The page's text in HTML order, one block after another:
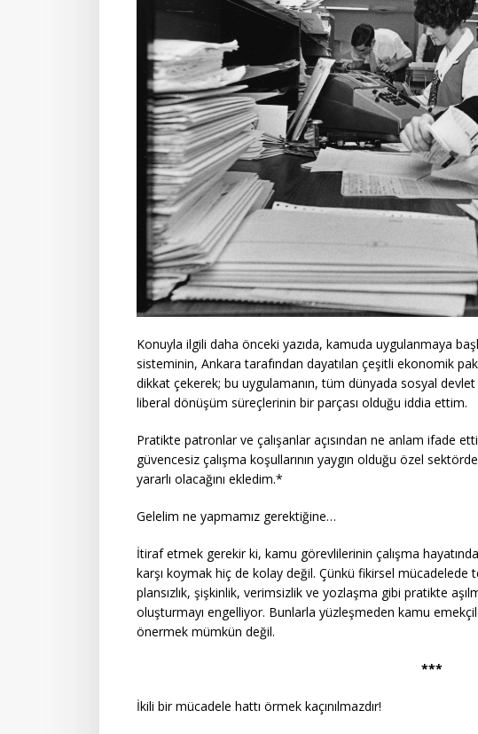
Konuyla ilgili daha önceki yazıda, kamuda uygulanmaya
sisteminin, Ankara tarafından dayatılan çeşitli ekonomik
dikkat çekerek; bu uygulamanın, tüm dünyada sosyal devlet
liberal dönüşüm süreçlerinin bir parçası olduğu iddia ettim.
Pratikte patronlar ve çalışanlar açısından ne anlam ifade
güvencesiz çalışma koşullarının yaygın olduğu özel
yararlı olacağını ekledim.*
Gelelim ne yapmamız gerektiğine…
İtiraf etmek gerekir ki, kamu görevlilerinin çalışma
karşı koymak hiç de kolay değil. Çünkü fikirsel mücadelede
plansızlık, şişkinlik, verimsizlik ve yozlaşma gibi pratikte
oluşturmayı engelliyor. Bunlarla yüzleşmeden kamu
önermek mümkün değil.
***
İkili bir mücadele hattı örmek kaçınılmazdır!